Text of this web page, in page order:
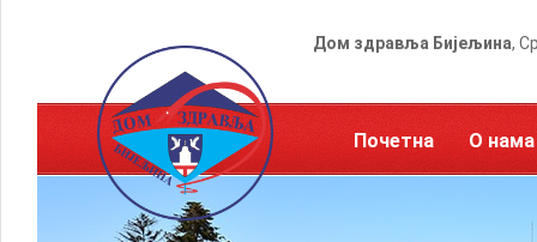
Дом здравља Бијељина,
Почетна О нама